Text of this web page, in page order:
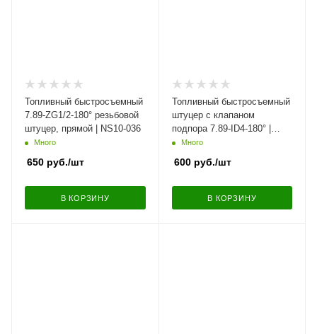
Топливный быстросъемный
7.89-ZG1/2-180° резьбовой
штуцер, прямой | NS10-036
Много
650 руб./шт
В КОРЗИНУ
Топливный быстросъемный
штуцер с клапаном
подпора 7.89-ID4-180° |
NS03-B18
Много
600руб./шт
В КОРЗИНУ